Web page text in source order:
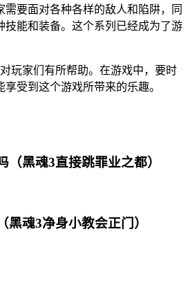
需要面对各种各样的敌人和陷阱，同
技能和装备。这个系列已经成为了游
玩家们有所帮助。在游戏中，要时
受到这个游戏所带来的乐趣。
（黑魂3直接跳罪业之都）
黑魂3净身小教会正门）